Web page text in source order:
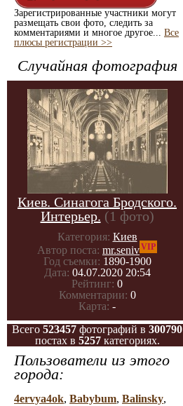
Зарегистрированные участники могут
размещать свои фото, следить за
комментариями и многое другое... Все
плюсы регистрации >>
Случайная фотография
Киев. Синагога Бродского.
Интерьер. (1 фото)
Категория: Киев
Автор поста: mr.senivVIP
Год съемки: 1890-1900
Дата: 04.07.2020 20:54
Рейтинг: 0
Комментарии: 0
Карта: -
Всего 523457 фотографий в 300790
постах в 5257категориях.
Пользователи из этого
города:
4ervya4ok, Babybum, Balinsky,